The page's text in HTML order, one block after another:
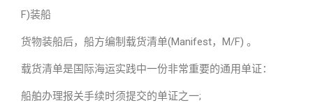
F)装船
货物装船后，船方编制载货清单(Manifest，M/F) 。
载货清单是国际海运实践中一份非常重要的通用单证：
船舶办理报关手续时须提交的单证之一;